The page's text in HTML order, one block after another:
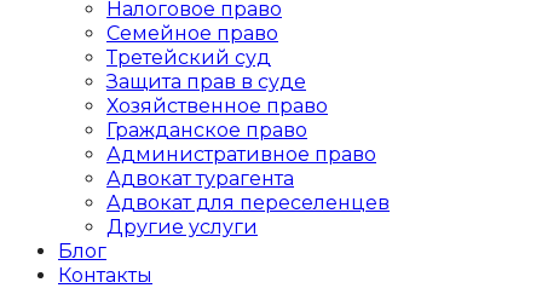
Налоговое право
Семейное право
Третейский суд
Защита прав в суде
Хозяйственное право
Гражданское право
Административное право
Адвокат турагента
Адвокат для переселенцев
Другие услуги
Блог
Контакты